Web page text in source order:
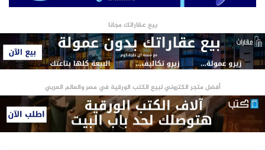
بيع عقاراتك مجانا
أفضل متجر الكتروني لبيع الكتب الورقية في مصر والعالم العربي